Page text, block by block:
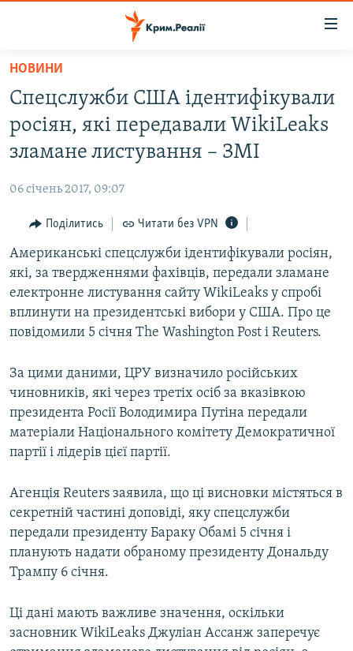
Перейти
основного
матеріалу
Перейти
до
основної
Перейти
пошуку
ВОДА.КРИМ
ВІДЕО ТА ФОТО
БЛОГИ
ПОГЛЯД
ІНТЕРВ'Ю
ВСЕ ЗА ДЕНЬ
СПЕЦПРОЕКТИ
ДЕПОРТАЦІЯ
ВІДЕОУРОКИ «ELIFBE»
СВІДЧЕННЯ ОКУПАЦІЇ
УКРАЇНСЬКА ПРОБЛЕМА КРИМУ
ІНФОГРАФІКА
ЯК ОБІЙТИ БЛОКУВАННЯ
Русский
Qırımtatar
ДОЛУЧАЙСЯ!
Усі сайти RFE/RL
НОВИНИ
Спецслужби США ідентифікували
росіян, які передавали WikiLeaks
зламане листування – ЗМІ
06 січень 2017, 09:07
Поділитись Читати без VPN
Американські спецслужби ідентифікували росіян,
які, за твердженнями фахівців, передали зламане
електронне листування сайту WikiLeaks у спробі
вплинути на президентські вибори у США. Про це
повідомили 5 січня The Washington Post і Reuters.
За цими даними, ЦРУ визначило російських
чиновників, які через третіх осіб за вказівкою
президента Росії Володимира Путіна передали
матеріали Національного комітету Демократичної
партії і лідерів цієї партії.
Агенція Reuters заявила, що ці висновки містяться в
секретній частині доповіді, яку спецслужби
передали президенту Бараку Обамі 5 січня і
планують надати обраному президенту Дональду
Трампу 6 січня.
Ці дані мають важливе значення, оскільки
засновник WikiLeaks Джуліан Ассанж заперечує